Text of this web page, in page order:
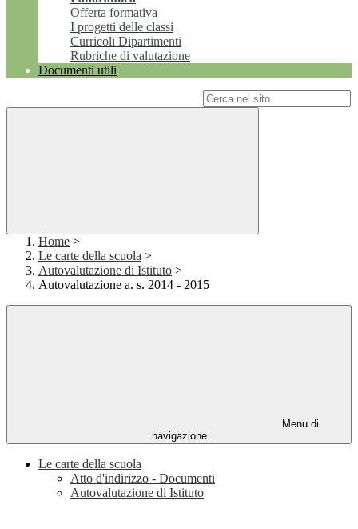
Offerta formativa
I progetti delle classi
Curricoli Dipartimenti
Rubriche di valutazione
Documenti utili
Home >
Le carte della scuola >
Autovalutazione di Istituto >
Autovalutazione a. s. 2014 - 2015
Menu di
navigazione
Le carte della scuola
Atto d'indirizzo - Documenti
Autovalutazione di Istituto